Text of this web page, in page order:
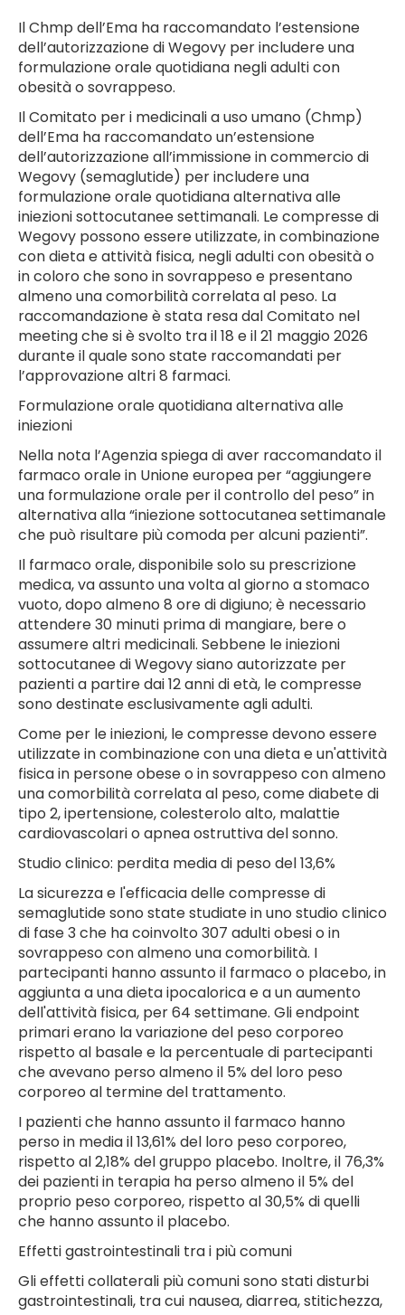
Il Chmp dell’Ema ha raccomandato l’estensione
dell’autorizzazione di Wegovy per includere una
formulazione orale quotidiana negli adulti con
obesità o sovrappeso.
Il Comitato per i medicinali a uso umano (Chmp)
dell’Ema ha raccomandato un’estensione
dell’autorizzazione all’immissione in commercio di
Wegovy (semaglutide) per includere una
formulazione orale quotidiana alternativa alle
iniezioni sottocutanee settimanali. Le compresse di
Wegovy possono essere utilizzate, in combinazione
con dieta e attività fisica, negli adulti con obesità o
in coloro che sono in sovrappeso e presentano
almeno una comorbilità correlata al peso. La
raccomandazione è stata resa dal Comitato nel
meeting che si è svolto tra il 18 e il 21 maggio 2026
durante il quale sono state raccomandati per
l’approvazione altri 8 farmaci.
Formulazione orale quotidiana alternativa alle
iniezioni
Nella nota l’Agenzia spiega di aver raccomandato il
farmaco orale in Unione europea per “aggiungere
una formulazione orale per il controllo del peso” in
alternativa alla “iniezione sottocutanea settimanale
che può risultare più comoda per alcuni pazienti”.
Il farmaco orale, disponibile solo su prescrizione
medica, va assunto una volta al giorno a stomaco
vuoto, dopo almeno 8 ore di digiuno; è necessario
attendere 30 minuti prima di mangiare, bere o
assumere altri medicinali. Sebbene le iniezioni
sottocutanee di Wegovy siano autorizzate per
pazienti a partire dai 12 anni di età, le compresse
sono destinate esclusivamente agli adulti.
Come per le iniezioni, le compresse devono essere
utilizzate in combinazione con una dieta e un'attività
fisica in persone obese o in sovrappeso con almeno
una comorbilità correlata al peso, come diabete di
tipo 2, ipertensione, colesterolo alto, malattie
cardiovascolari o apnea ostruttiva del sonno.
Studio clinico: perdita media di peso del 13,6%
La sicurezza e l'efficacia delle compresse di
semaglutide sono state studiate in uno studio clinico
di fase 3 che ha coinvolto 307 adulti obesi o in
sovrappeso con almeno una comorbilità. I
partecipanti hanno assunto il farmaco o placebo, in
aggiunta a una dieta ipocalorica e a un aumento
dell'attività fisica, per 64 settimane. Gli endpoint
primari erano la variazione del peso corporeo
rispetto al basale e la percentuale di partecipanti
che avevano perso almeno il 5% del loro peso
corporeo al termine del trattamento.
I pazienti che hanno assunto il farmaco hanno
perso in media il 13,61% del loro peso corporeo,
rispetto al 2,18% del gruppo placebo. Inoltre, il 76,3%
dei pazienti in terapia ha perso almeno il 5% del
proprio peso corporeo, rispetto al 30,5% di quelli
che hanno assunto il placebo.
Effetti gastrointestinali tra i più comuni
Gli effetti collaterali più comuni sono stati disturbi
gastrointestinali, tra cui nausea, diarrea, stitichezza,